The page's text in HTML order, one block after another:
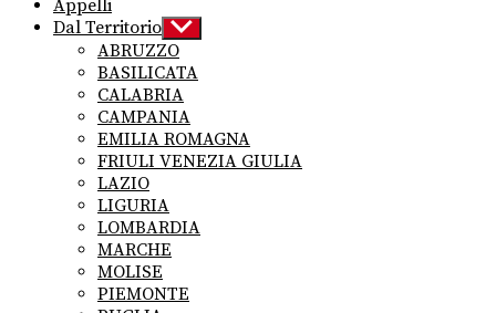
Appelli
Dal Territorio Show
sub
menu
ABRUZZO
BASILICATA
CALABRIA
CAMPANIA
EMILIA ROMAGNA
FRIULI VENEZIA GIULIA
LAZIO
LIGURIA
LOMBARDIA
MARCHE
MOLISE
PIEMONTE